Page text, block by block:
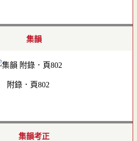
集韻
附錄．頁802
集韻考正